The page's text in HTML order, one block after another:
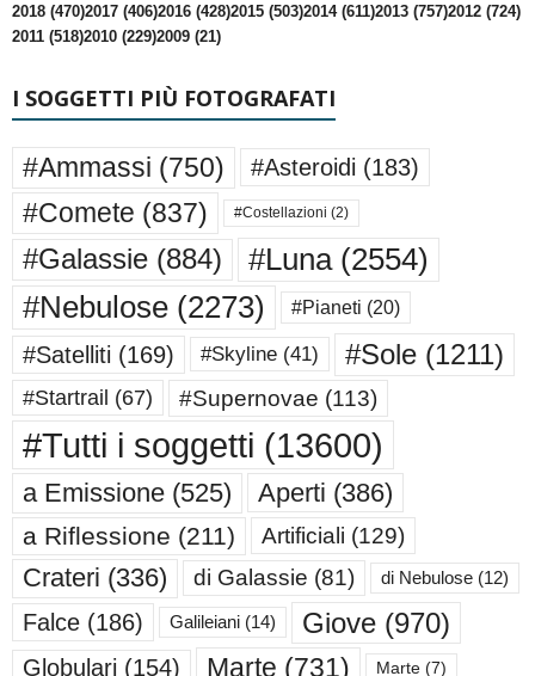
2018 (470)2017 (406)2016 (428)2015 (503)2014 (611)2013 (757)2012 (724)
2011 (518)2010 (229)2009 (21)
I SOGGETTI PIÙ FOTOGRAFATI
#Ammassi (750) #Asteroidi (183)
#Comete (837) #Costellazioni (2)
#Galassie (884) #Luna(2554)
#Nebulose (2273) #Pianeti (20)
#Satelliti (169) #Skyline (41) #Sole (1211)
#Startrail (67) #Supernovae (113)
#Tutti i soggetti (13600)
a Emissione (525) Aperti (386)
a Riflessione (211) Artificiali (129)
Crateri (336) di Galassie (81) di Nebulose (12)
Falce (186) Galileiani (14) Giove (970)
Globulari (154) Marte (731) Marte (7)